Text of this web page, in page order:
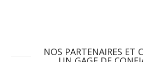
NOS PARTENAIRES ET